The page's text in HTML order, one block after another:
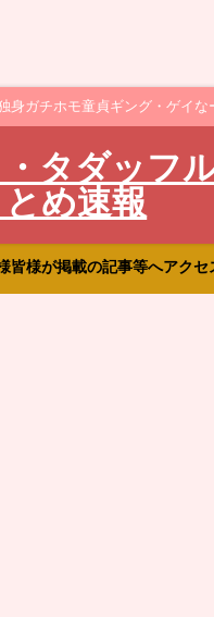
身ガチホモ童貞ギング・ゲイ
タダッフ
め速報
皆様が掲載の記事等へアク